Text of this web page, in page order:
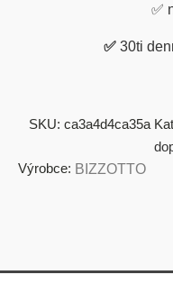
✅
✅ 30ti
SKU: ca3a4d4ca35a
Výrobce: BIZZOTTO